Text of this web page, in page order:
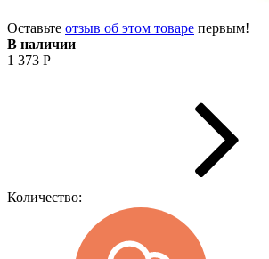
Оставьте отзыв об этом товаре первым!
В наличии
1 373 Р
Количество: